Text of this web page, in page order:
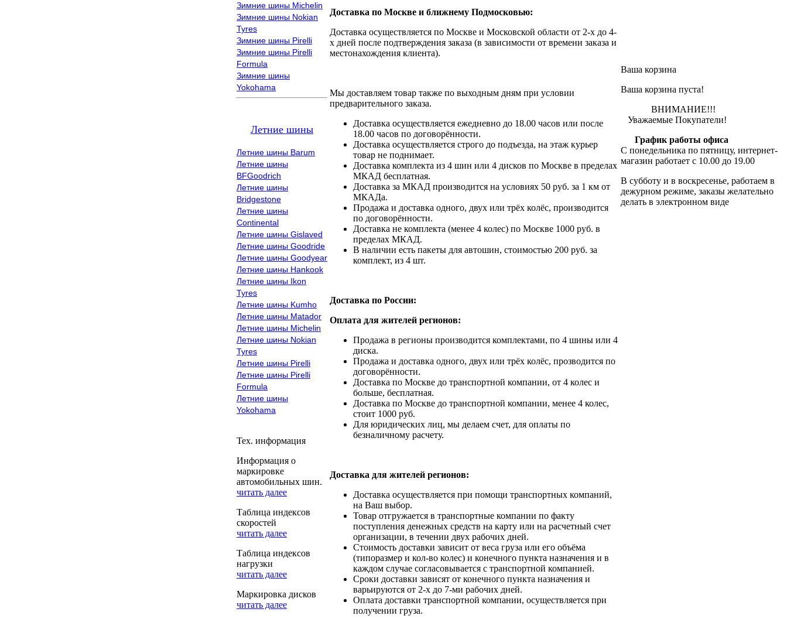
Зимние шины Michelin
Зимние шины Nokian
Tyres
Зимние шины Pirelli
Зимние шины Pirelli
Formula
Зимние шины
Yokohama
Летние шины
Летние шины Barum
Летние шины
BFGoodrich
Летние шины
Bridgestone
Летние шины
Continental
Летние шины Gislaved
Летние шины Goodride
Летние шины Goodyear
Летние шины Hankook
Летние шины Ikon
Tyres
Летние шины Kumho
Летние шины Matador
Летние шины Michelin
Летние шины Nokian
Tyres
Летние шины Pirelli
Летние шины Pirelli
Formula
Летние шины
Yokohama
Тех. информация
Информация о
маркировке
автомобильных шин.
читать далее
Таблица индексов
скоростей
читать далее
Таблица индексов
нагрузки
читать далее
Маркировка дисков
читать далее
Доставка по Москве и ближнему Подмосковью:
Доставка осуществляется по Москве и Московской области от 2-х до 4-
х дней после подтверждения заказа (в зависимости от времени заказа и
местонахождения клиента).
Мы доставляем товар также по выходным дням при условии
предварительного заказа.
Доставка осуществляется ежедневно до 18.00 часов или после
18.00 часов по договорённости.
Доставка осуществляется строго до подъезда, на этаж курьер
товар не поднимает.
Доставка комплекта из 4 шин или 4 дисков по Москве в пределах
МКАД бесплатная.
Доставка за МКАД производится на условиях 50 руб. за 1 км от
МКАДа.
Продажа и доставка одного, двух или трёх колёс, производится
по договорённости.
Доставка не комплекта (менее 4 колес) по Москве 1000 руб. в
пределах МКАД.
В наличии есть пакеты для автошин, стоимостью 200 руб. за
комплект, из 4 шт.
Доставка по России:
Оплата для жителей регионов:
Продажа в регионы производится комплектами, по 4 шины или 4
диска.
Продажа и доставка одного, двух или трёх колёс, прозводится по
договорённости.
Доставка по Москве до транспортной компании, от 4 колес и
больше, бесплатная.
Доставка по Москве до транспортной компании, менее 4 колес,
стоит 1000 руб.
Для юридических лиц, мы делаем счет, для оплаты по
безналичному расчету.
Доставка для жителей регионов:
Доставка осуществляется при помощи транспортных компаний,
на Ваш выбор.
Товар отгружается в транспортные компании по факту
поступления денежных средств на карту или на расчетный счет
организации, в течении двух рабочих дней.
Стоимость доставки зависит от веса груза или его объёма
(типоразмер и кол-во колес) и конечного пункта назначения и в
каждом случае согласовывается с транспортной компанией.
Сроки доставки зависят от конечного пункта назначения и
варьируются от 2-х до 7-ми рабочих дней.
Оплата доставки транспортной компании, осуществляется при
получении груза.
Ваша корзина
Ваша корзина пуста!
ВНИМАНИЕ!!!
Уважаемые Покупатели!
График работы офиса
С понедельника по пятницу, интернет-
магазин работает с 10.00 до 19.00
В субботу и в воскресенье, работаем в
дежурном режиме, заказы желательно
делать в электронном виде